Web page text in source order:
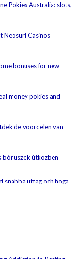
Pokies Australia: slots,
Neosurf Casinos
bonuses for new
money pokies and
de voordelen van
bónuszok útközben
snabba uttag och höga